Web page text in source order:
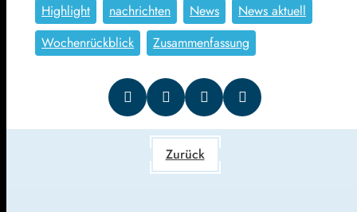
Highlight nachrichten News
News aktuell
Wochenrückblick
Zusammenfassung
Zurück